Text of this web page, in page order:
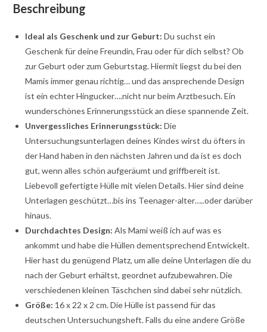
Beschreibung
Ideal als Geschenk und zur Geburt: Du suchst ein
Geschenk für deine Freundin, Frau oder für dich selbst? Ob
zur Geburt oder zum Geburtstag. Hiermit liegst du bei den
Mamis immer genau richtig… und das ansprechende Design
ist ein echter Hingucker….nicht nur beim Arztbesuch. Ein
wunderschönes Erinnerungsstück an diese spannende Zeit.
Unvergessliches Erinnerungsstück: Die
Untersuchungsunterlagen deines Kindes wirst du öfters in
der Hand haben in den nächsten Jahren und da ist es doch
gut, wenn alles schön aufgeräumt und griffbereit ist.
Liebevoll gefertigte Hülle mit vielen Details. Hier sind deine
Unterlagen geschützt…bis ins Teenager-alter…..oder darüber
hinaus.
Durchdachtes Design: Als Mami weiß ich auf was es
ankommt und habe die Hüllen dementsprechend Entwickelt.
Hier hast du genügend Platz, um alle deine Unterlagen die du
nach der Geburt erhältst, geordnet aufzubewahren. Die
verschiedenen kleinen Täschchen sind dabei sehr nützlich.
Größe: 16 x 22 x 2 cm. Die Hülle ist passend für das
deutschen Untersuchungsheft. Falls du eine andere Größe